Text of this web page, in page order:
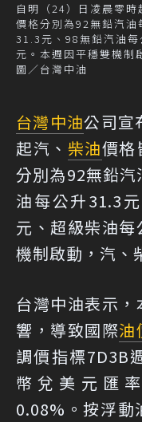
自明（24）日凌晨零
價格分別為92無鉛汽
31.3元、98無鉛汽油
元。本週因平穩雙機制
圖／台灣中油
台灣中油公司宣
起汽、 柴油價格
分別為92無鉛
油每公升31.3
元、超級柴油
機制啟動，汽、
台灣中油表示
響，導致國際油
調價指標7D3B
幣兌美元匯
0.08%。按浮動